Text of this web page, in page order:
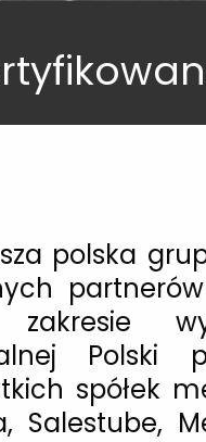
polska
Polski
spółek
Salestube,